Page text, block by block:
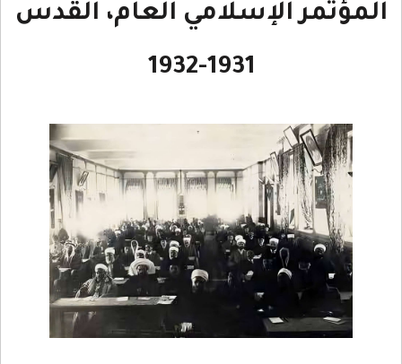
المؤتمر الإسلامي العام، القدس
1931-1932